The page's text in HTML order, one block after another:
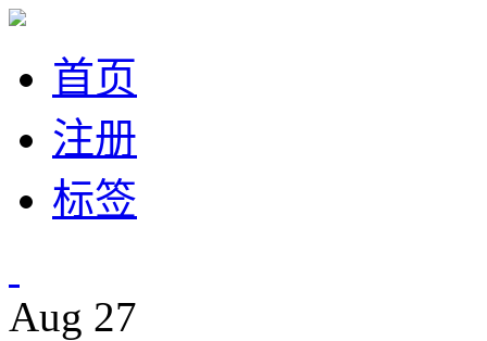
首页
注册
标签
Aug 27